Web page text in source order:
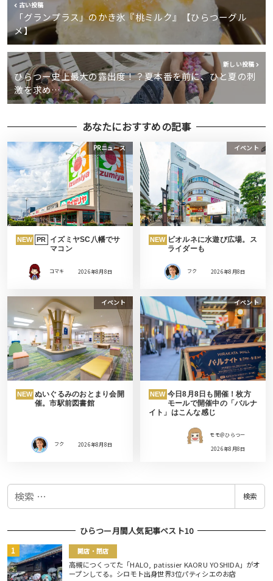
古い投稿
「グランプラス」のかき氷『桃ミルク』【ひらつーグル
メ】
新しい投稿
ひらつー史上最大の露出度！？夏本番を前に、ひと夏の刺
激を求め…
あなたにおすすめの記事
PRニュース
NEW PR
イズミヤSC八幡でサ
マコン
コマキ 2026年8月8日
イベント
NEW ビオルネに水遊び広場。ス
ライダーも
フク 2026年8月8日
イベント
NEW ぬいぐるみのおとまり会開
催。市駅前図書館
フク 2026年8月8日
イベント
NEW 今日8月8日も開催！枚方
モールで開催中の「バルナ
イト」はこんな感じ
モモ＠ひらつー
2026年8月8日
検
検索
ひらつー月間人気記事ベスト10
開店・閉店
高槻につくってた「HALO, patissier KAORU YOSHIDA」がオ
ープンしてる。シロモト出身世界3位パティシエのお店